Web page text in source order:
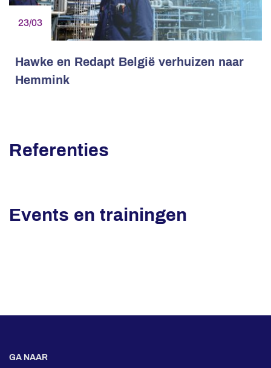
23/03
Hawke en Redapt België verhuizen naar
Hemmink
Referenties
Events en trainingen
GA NAAR